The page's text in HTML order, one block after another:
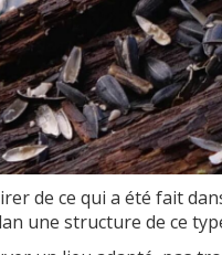
de ce qui a été fait
une structure de ce